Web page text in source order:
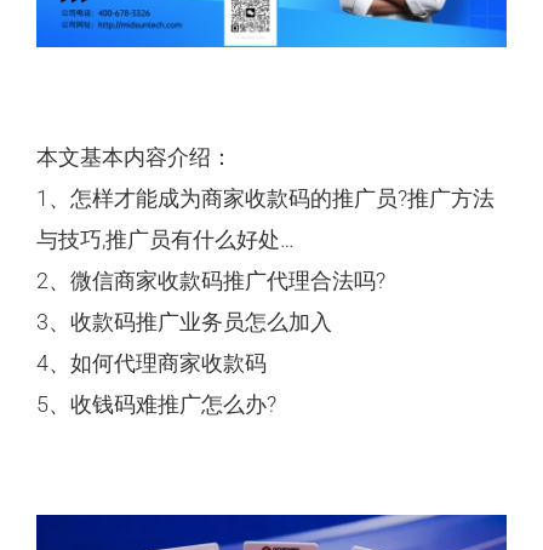
本文基本内容介绍：
1、怎样才能成为商家收款码的推广员?推广方法
与技巧,推广员有什么好处…
2、微信商家收款码推广代理合法吗?
3、收款码推广业务员怎么加入
4、如何代理商家收款码
5、收钱码难推广怎么办?